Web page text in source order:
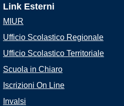
Link Esterni
MIUR
Ufficio Scolastico Regionale
Ufficio Scolastico Territoriale
Scuola in Chiaro
Iscrizioni On Line
Invalsi